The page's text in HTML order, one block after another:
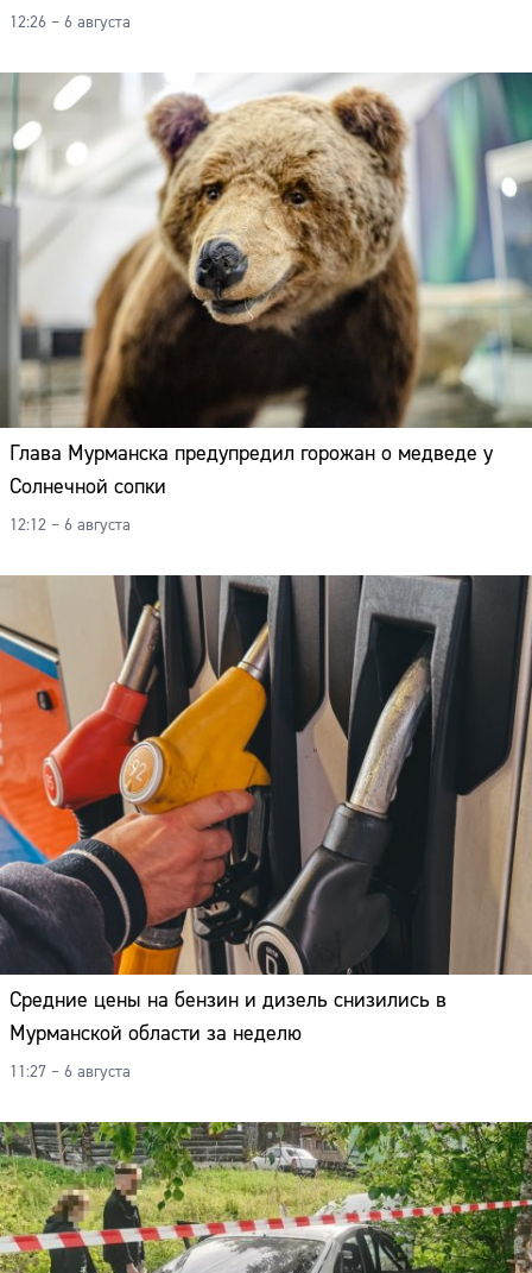
12:26 – 6 августа
Глава Мурманска предупредил горожан о медведе у
Солнечной сопки
12:12 – 6 августа
Средние цены на бензин и дизель снизились в
Мурманской области за неделю
11:27 – 6 августа